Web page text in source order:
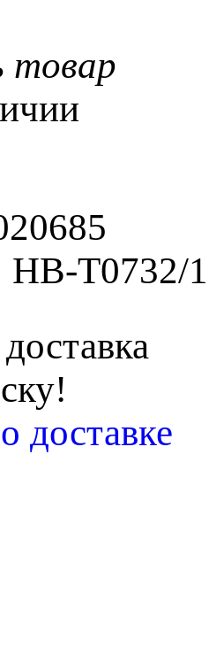
HB-T0732/
доставке